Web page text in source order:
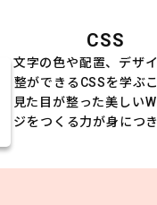
CSS
文字の色や配置、デザ
整ができるCSSを学ぶ
見た目が整った美しい
ジをつくる力が身につ